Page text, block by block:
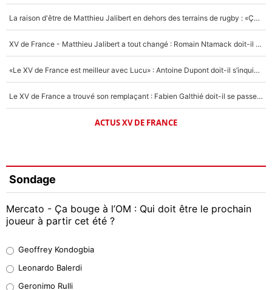
La raison d'être de Matthieu Jalibert en dehors des terrains de rugby : «Ça m'atteint autant que si tu touches à un membre de ma famille»
XV de France - Matthieu Jalibert a tout changé : Romain Ntamack doit-il s’inquiéter pour sa place à un an de la Coupe du monde ?
«Le XV de France est meilleur avec Lucu» : Antoine Dupont doit-il s’inquiéter pour sa place ?
Le XV de France a trouvé son remplaçant : Fabien Galthié doit-il se passer d'Antoine Dupont ?
ACTUS XV DE FRANCE
Sondage
Mercato - Ça bouge à l’OM : Qui doit être le prochain
joueur à partir cet été ?
38%
Geoffrey Kondogbia
Leonardo Balerdi
Geronimo Rulli